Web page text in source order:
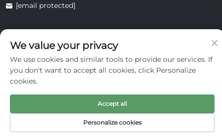
[email protected]
Все права защищены © 2025 Inte Cosmetics (Shenzhen) Co., Ltd.
конфиденциальность
We value your privacy
We use cookies and similar tools to provide our services. If
you don't want to accept all cookies, click Personalize
cookies.
Personalize cookies
Accept all